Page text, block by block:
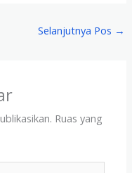
Selanjutnya Pos →
Ruas yang